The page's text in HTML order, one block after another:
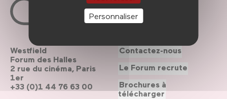
Personnaliser
Westfield
Forum des Halles
2 rue du cinéma, Paris
1er
+33 (0)1 44 76 63 00
Contactez-nous
Le Forum recrute
Brochures à
télécharger